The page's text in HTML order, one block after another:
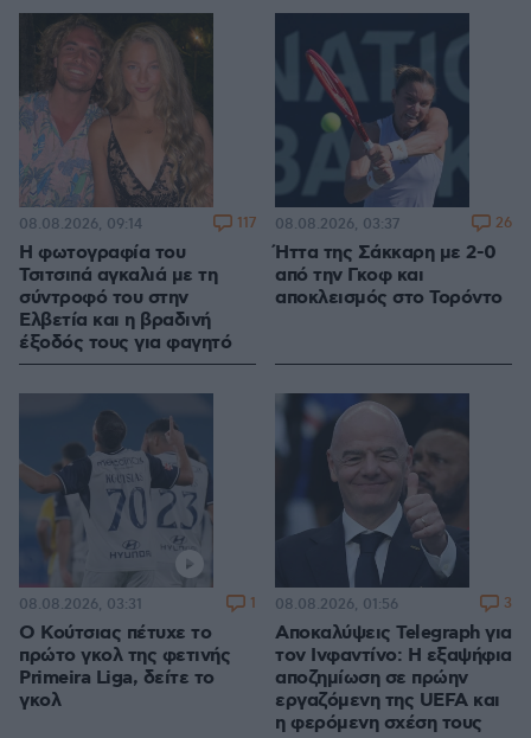
Η φωτογραφία του
Τσιτσιπά αγκαλιά με τη
σύντροφό του στην
Ελβετία και η βραδινή
έξοδός τους για φαγητό
08.08.2026, 09:14 117
Ήττα της Σάκκαρη με 2-0
από την Γκοφ και
αποκλεισμός στο Τορόντο
08.08.2026, 03:37 26
Ο Κούτσιας πέτυχε το
πρώτο γκολ της φετινής
Primeira Liga, δείτε το
γκολ
08.08.2026, 03:31 1
Αποκαλύψεις Telegraph για
τον Ινφαντίνο: Η εξαψήφια
αποζημίωση σε πρώην
εργαζόμενη της UEFA και
η φερόμενη σχέση τους
08.08.2026, 01:56 3